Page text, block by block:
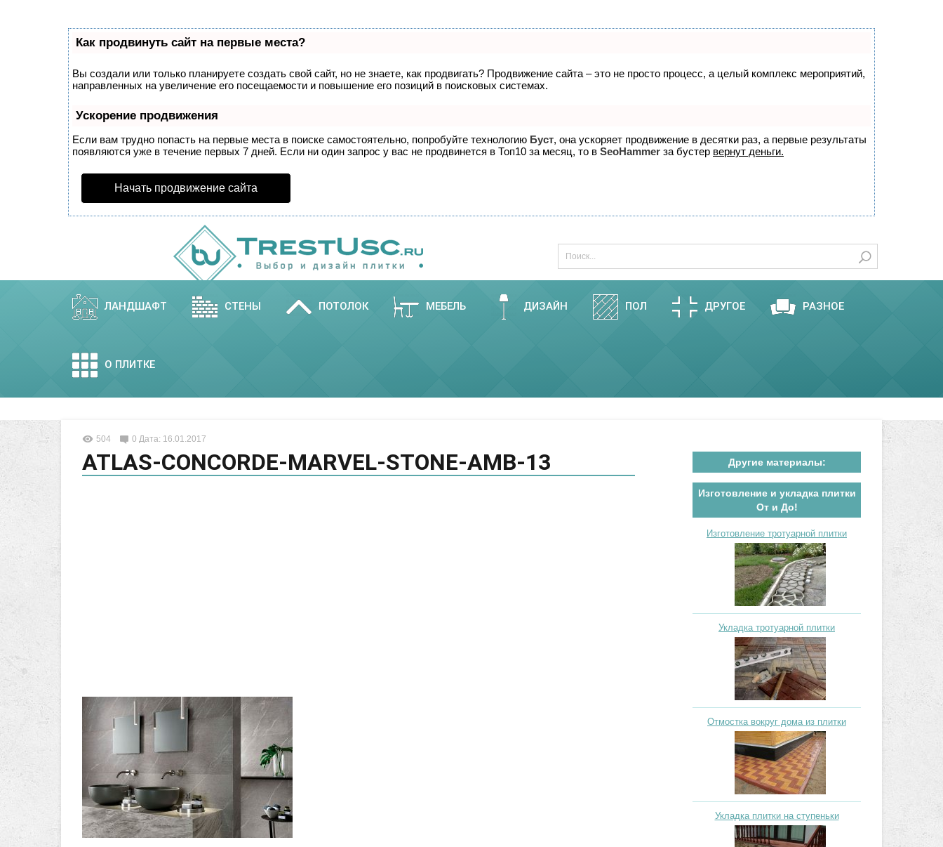
Как продвинуть сайт на первые места?
Вы создали или только планируете создать свой сайт, но не знаете, как продвигать? Продвижение сайта – это не просто процесс, а целый комплекс мероприятий,
направленных на увеличение его посещаемости и повышение его позиций в поисковых системах.
Ускорение продвижения
Если вам трудно попасть на первые места в поиске самостоятельно, попробуйте технологию Буст, она ускоряет продвижение в десятки раз, а первые результаты
появляются уже в течение первых 7 дней. Если ни один запрос у вас не продвинется в Топ10 за месяц, то в SeoHammer за бустер вернут деньги.
Начать продвижение сайта
ЛАНДШАФТ СТЕНЫ ПОТОЛОК МЕБЕЛЬ ДИЗАЙН ПОЛ ДРУГОЕ РАЗНОЕ
О ПЛИТКЕ
504 0 Дата: 16.01.2017
ATLAS-CONCORDE-MARVEL-STONE-AMB-13 Другие материалы:
Изготовление и укладка плитки
От и До!
Изготовление тротуарной плитки
Укладка тротуарной плитки
Отмостка вокруг дома из плитки
Укладка плитки на ступеньки